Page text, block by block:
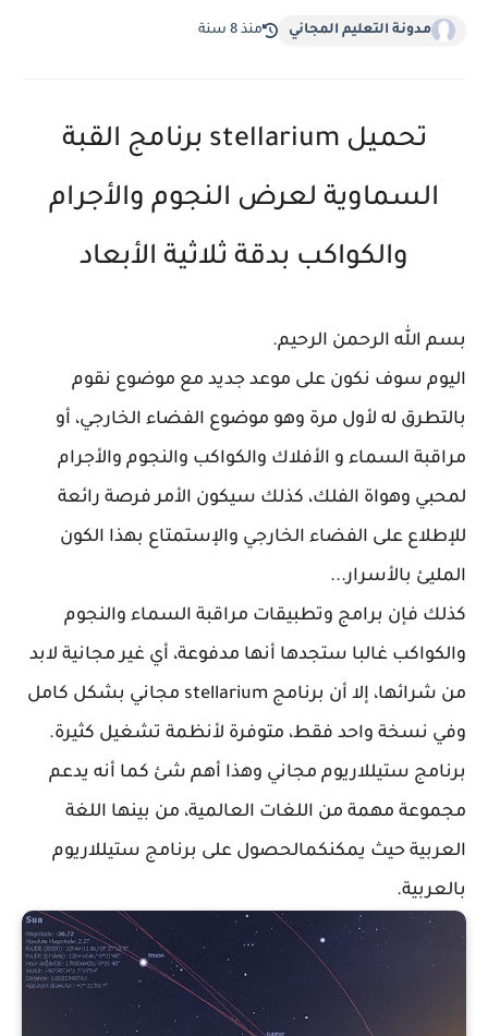
مدونة التعليم المجاني منذ 8 سنة
تحميل stellarium برنامج القبة
السماوية لعرض النجوم والأجرام
والكواكب بدقة ثلاثية الأبعاد
بسم الله الرحمن الرحيم.
اليوم سوف نكون على موعد جديد مع موضوع نقوم
بالتطرق له لأول مرة وهو موضوع الفضاء الخارجي، أو
مراقبة السماء و الأفلاك والكواكب والنجوم والأجرام
لمحبي وهواة الفلك، كذلك سيكون الأمر فرصة رائعة
للإطلاع على الفضاء الخارجي والإستمتاع بهذا الكون
المليئ بالأسرار...
كذلك فإن برامج وتطبيقات مراقبة السماء والنجوم
والكواكب غالبا ستجدها أنها مدفوعة، أي غير مجانية لابد
من شرائها، إلا أن برنامج stellarium مجاني بشكل كامل
وفي نسخة واحد فقط، متوفرة لأنظمة تشغيل كثيرة.
برنامج ستيللاريوم مجاني وهذا أهم شئ كما أنه يدعم
مجموعة مهمة من اللغات العالمية، من بينها اللغة
العربية حيث يمكنكمالحصول على برنامج ستيللاريوم
بالعربية.